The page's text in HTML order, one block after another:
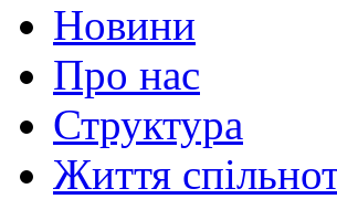
Новини
Про нас
Структура
Життя